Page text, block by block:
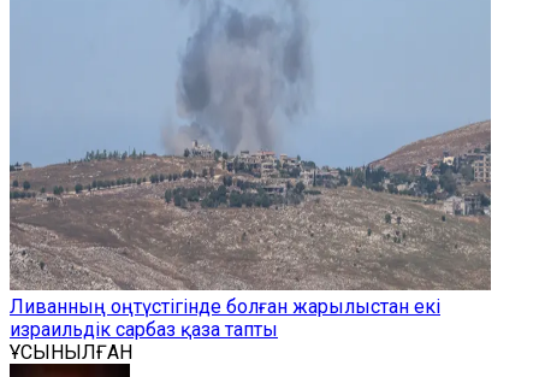
Ливанның оңтүстігінде болған жарылыстан екі
израильдік сарбаз қаза тапты
ҰСЫНЫЛҒАН